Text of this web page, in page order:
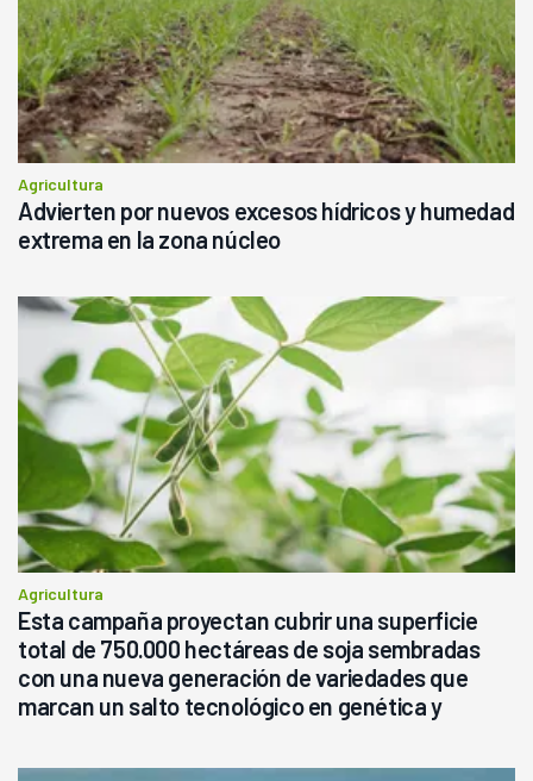
Agricultura
Advierten por nuevos excesos hídricos y humedad
extrema en la zona núcleo
Agricultura
Esta campaña proyectan cubrir una superficie
total de 750.000 hectáreas de soja sembradas
con una nueva generación de variedades que
marcan un salto tecnológico en genética y